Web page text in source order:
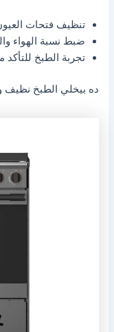
تنظيف فتحات
ضبط نسبة الهواء
تجربة الطبخ للتأكد
ده بيخلي الطبخ